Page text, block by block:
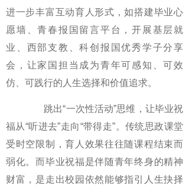
进一步丰富互动育人形式，如搭建毕业心
愿墙、青春报国留言平台，开展基层就
业、西部支教、科创报国优秀学子分享
会，让家国担当成为青年可感知、可效
仿、可践行的人生选择和价值追求。
跳出“一次性活动”思维，让毕业祝
福从“听进去”走向“带得走”。传统思政课堂
受时空限制，育人效果往往随课程结束而
弱化。而毕业祝福是伴随青年终身的精神
财富，是走出校园依然能够指引人生抉择